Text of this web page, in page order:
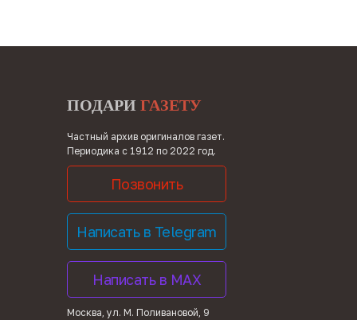
Частный архив оригиналов газет.
Периодика с 1912 по 2022 год.
Москва, ул. М. Поливановой, 9
ПОДАРИГАЗЕТУ
Позвонить
Написать в Telegram
Написать в MAX